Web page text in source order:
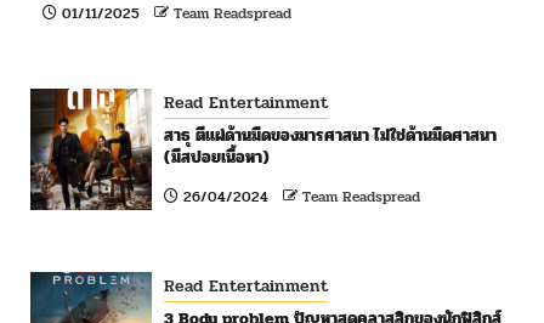
01/11/2025 Team Readspread
Read Entertainment
สาธุ ตีแผ่ด้านมืดของมารศาสนา ไม่ใช่ด้านมืดศาสนา
(มีสปอยเนื้อหา)
26/04/2024 Team Readspread
Read Entertainment